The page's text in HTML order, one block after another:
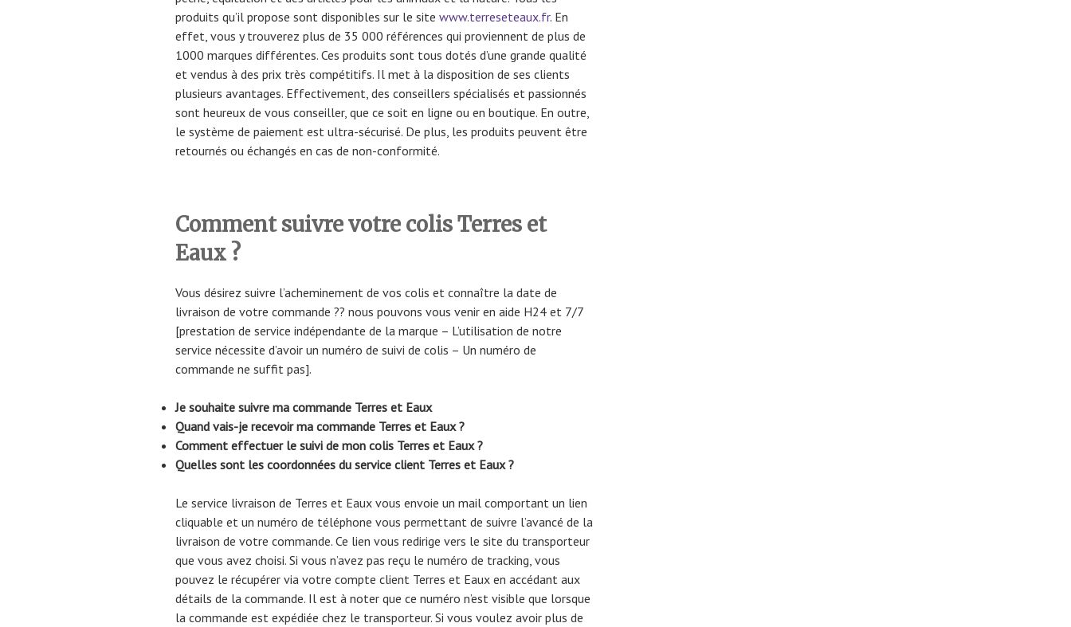
produits qu’il propose sont disponibles sur le site www.terreseteaux.fr. En
effet, vous y trouverez plus de 35 000 références qui proviennent de plus de
1000 marques différentes. Ces produits sont tous dotés d’une grande qualité
et vendus à des prix très compétitifs. Il met à la disposition de ses clients
plusieurs avantages. Effectivement, des conseillers spécialisés et passionnés
sont heureux de vous conseiller, que ce soit en ligne ou en boutique. En outre,
le système de paiement est ultra-sécurisé. De plus, les produits peuvent être
retournés ou échangés en cas de non-conformité.
Comment suivre votre colis Terres et
Eaux ?
Vous désirez suivre l’acheminement de vos colis et connaître la date de
livraison de votre commande ?? nous pouvons vous venir en aide H24 et 7/7
[prestation de service indépendante de la marque – L’utilisation de notre
service nécessite d’avoir un numéro de suivi de colis – Un numéro de
commande ne suffit pas].
Je souhaite suivre ma commande Terres et Eaux
Quand vais-je recevoir ma commande Terres et Eaux ?
Comment effectuer le suivi de mon colis Terres et Eaux ?
Quelles sont les coordonnées du service client Terres et Eaux ?
Le service livraison de Terres et Eaux vous envoie un mail comportant un lien
cliquable et un numéro de téléphone vous permettant de suivre l’avancé de la
livraison de votre commande. Ce lien vous redirige vers le site du transporteur
que vous avez choisi. Si vous n’avez pas reçu le numéro de tracking, vous
pouvez le récupérer via votre compte client Terres et Eaux en accédant aux
détails de la commande. Il est à noter que ce numéro n’est visible que lorsque
la commande est expédiée chez le transporteur. Si vous voulez avoir plus de